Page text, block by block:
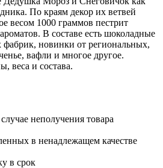
По краям декор их ветвей
весом 1000 граммов пестрит
В составе есть шоколадные
новинки от региональных,
вафли и многое другое.
веса и состава.
неполучения товара
в ненадлежащем качестве
в срок